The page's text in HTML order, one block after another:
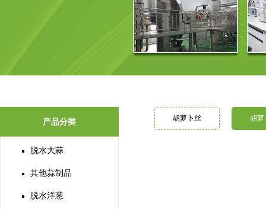
产品分类
脱水大蒜
其他蒜制品
脱水洋葱
胡萝卜丝 胡萝